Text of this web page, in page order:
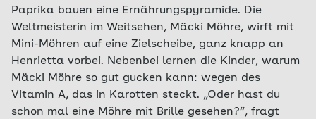
Paprika bauen eine Ernährungspyramide. Die
Weltmeisterin im Weitsehen, Mäcki Möhre, wirft mit
Mini-Möhren auf eine Zielscheibe, ganz knapp an
Henrietta vorbei. Nebenbei lernen die Kinder, warum
Mäcki Möhre so gut gucken kann: wegen des
Vitamin A, das in Karotten steckt. „Oder hast du
schon mal eine Möhre mit Brille gesehen?“, fragt